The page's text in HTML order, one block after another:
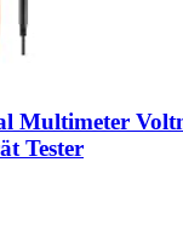
Multimeter
Tester